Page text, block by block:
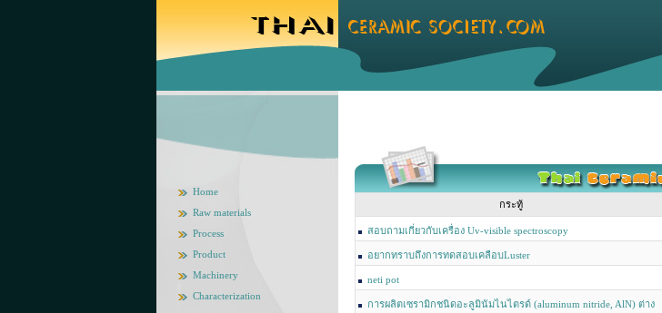
Home
Raw materials
Process
Product
Machinery
Characterization
กระทู้
สอบถามเกี่ยวกับเครื่อง Uv-visible spectroscopy
อยากทราบถึงการทดสอบเคลือบLuster
neti pot
การผลิตเซรามิกชนิดอะลูมินัมไนไตรด์ (aluminum nitride, AlN) ต่าง